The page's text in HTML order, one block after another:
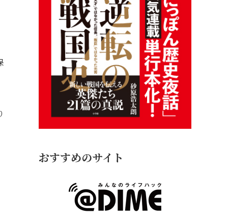
おすすめのサイト